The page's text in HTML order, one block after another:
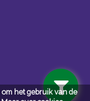
het gebruik van de